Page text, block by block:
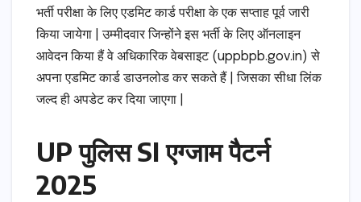
भर्ती परीक्षा के लिए एडमिट कार्ड परीक्षा के एक सप्ताह पूर्व जारी
किया जायेगा | उम्मीदवार जिन्होंने इस भर्ती के लिए ऑनलाइन
आवेदन किया हैं वे अधिकारिक वेबसाइट (uppbpb.gov.in) से
अपना एडमिट कार्ड डाउनलोड कर सकते हैं | जिसका सीधा लिंक
जल्द ही अपडेट कर दिया जाएगा |
UP पुलिस SI एग्जाम पैटर्न
2025